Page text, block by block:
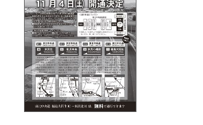
ご利用ガイド
よくある質問
サイトマップ